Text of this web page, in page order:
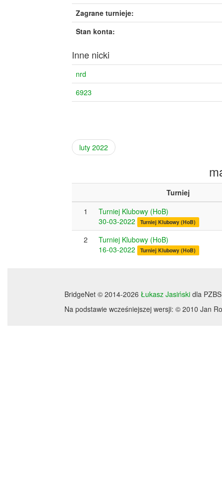
Zagrane turnieje:
Stan konta:
Inne nicki
nrd
6923
luty 2022
Turniej
1
Turniej Klubowy (HoB)
30-03-2022
Turniej Klubowy (HoB)
2
Turniej Klubowy (HoB)
16-03-2022
Turniej Klubowy (HoB)
BridgeNet © 2014-2026 Łukasz Jasiński dla PZBS
Na podstawie wcześniejszej wersji: © 2010 Jan